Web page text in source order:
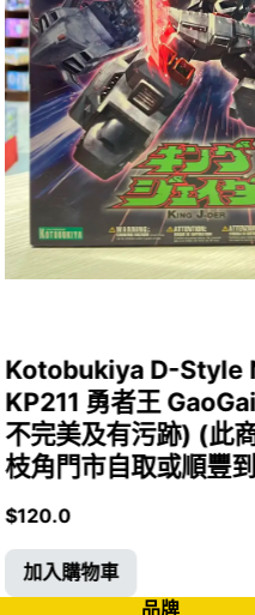
Kotobukiya D-Style
KP211 勇者王
不完美及有污跡) (此
枝角門市自取或順豐
$120.0
加入購物車
品牌